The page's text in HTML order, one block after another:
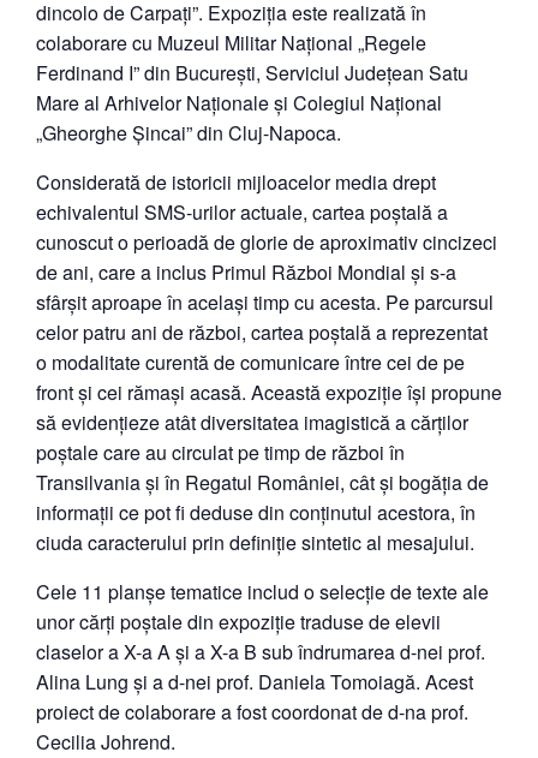
dincolo de Carpați”. Expoziția este realizată în
colaborare cu Muzeul Militar Național „Regele
Ferdinand I” din București, Serviciul Județean Satu
Mare al Arhivelor Naționale și Colegiul Național
„Gheorghe Șincai” din Cluj-Napoca.
Considerată de istoricii mijloacelor media drept
echivalentul SMS-urilor actuale, cartea poștală a
cunoscut o perioadă de glorie de aproximativ cincizeci
de ani, care a inclus Primul Război Mondial și s-a
sfârșit aproape în același timp cu acesta. Pe parcursul
celor patru ani de război, cartea poștală a reprezentat
o modalitate curentă de comunicare între cei de pe
front și cei rămași acasă. Această expoziție își propune
să evidențieze atât diversitatea imagistică a cărților
poștale care au circulat pe timp de război în
Transilvania și în Regatul României, cât și bogăția de
informații ce pot fi deduse din conținutul acestora, în
ciuda caracterului prin definiție sintetic al mesajului.
Cele 11 planșe tematice includ o selecție de texte ale
unor cărți poștale din expoziție traduse de elevii
claselor a X-a A și a X-a B sub îndrumarea d-nei prof.
Alina Lung și a d-nei prof. Daniela Tomoiagă. Acest
proiect de colaborare a fost coordonat de d-na prof.
Cecilia Johrend.